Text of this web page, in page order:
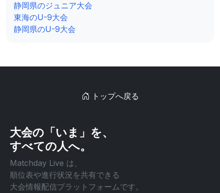
静岡県のジュニア大会
東海のU-9大会
静岡県のU-9大会
トップへ戻る
大会の「いま」を、
すべての人へ。
Matchday Live は、
順位表や進行状況を共有できる
大会情報配信プラットフォームです。